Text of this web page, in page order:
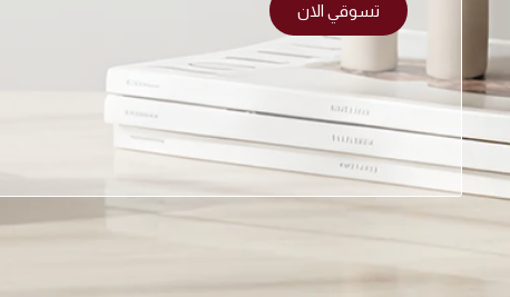
تسوقي الان